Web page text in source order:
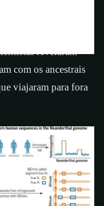
com nossas
de 500.000 anos.
revelaram
com os ancestrais
viajaram para fora